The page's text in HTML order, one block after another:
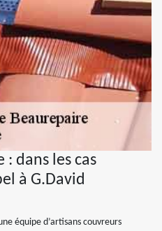
dans les cas
à G.David
équipe d’artisans couvreurs